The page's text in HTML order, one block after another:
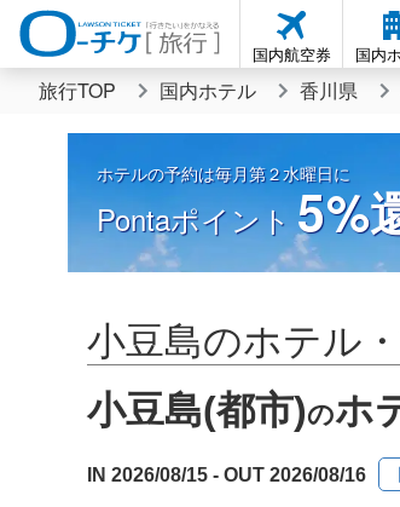
国内航空券 国内
旅行TOP 国内ホテル 香川県
ホテルの予約は毎月第２水曜日に
Pontaポイント5%
小豆島のホテル
小豆島(都市)